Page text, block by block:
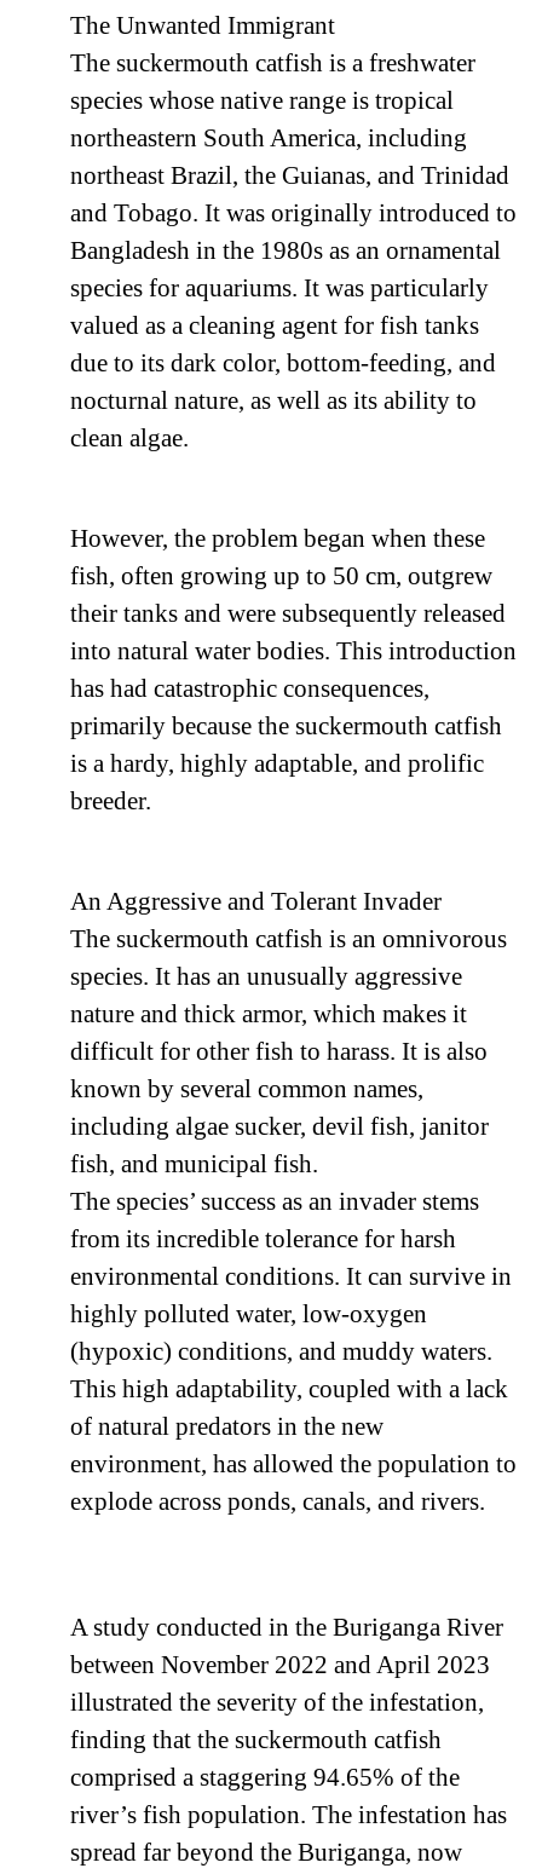
The Unwanted Immigrant
The suckermouth catfish is a freshwater
species whose native range is tropical
northeastern South America, including
northeast Brazil, the Guianas, and Trinidad
and Tobago. It was originally introduced to
Bangladesh in the 1980s as an ornamental
species for aquariums. It was particularly
valued as a cleaning agent for fish tanks
due to its dark color, bottom-feeding, and
nocturnal nature, as well as its ability to
clean algae.
However, the problem began when these
fish, often growing up to 50 cm, outgrew
their tanks and were subsequently released
into natural water bodies. This introduction
has had catastrophic consequences,
primarily because the suckermouth catfish
is a hardy, highly adaptable, and prolific
breeder.
An Aggressive and Tolerant Invader
The suckermouth catfish is an omnivorous
species. It has an unusually aggressive
nature and thick armor, which makes it
difficult for other fish to harass. It is also
known by several common names,
including algae sucker, devil fish, janitor
fish, and municipal fish.
The species’ success as an invader stems
from its incredible tolerance for harsh
environmental conditions. It can survive in
highly polluted water, low-oxygen
(hypoxic) conditions, and muddy waters.
This high adaptability, coupled with a lack
of natural predators in the new
environment, has allowed the population to
explode across ponds, canals, and rivers.
A study conducted in the Buriganga River
between November 2022 and April 2023
illustrated the severity of the infestation,
finding that the suckermouth catfish
comprised a staggering 94.65% of the
river’s fish population. The infestation has
spread far beyond the Buriganga, now